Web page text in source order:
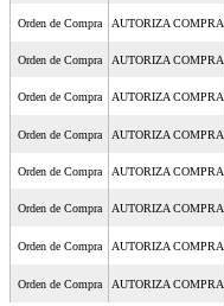
Orden de Compra AUTORIZA COMPRA
Orden de Compra AUTORIZA COMPRA
Orden de Compra AUTORIZA COMPRA
Orden de Compra AUTORIZA COMPRA
Orden de Compra AUTORIZA COMPRA
Orden de Compra AUTORIZA COMPRA
Orden de Compra AUTORIZA COMPRA
Orden de Compra AUTORIZA COMPRA